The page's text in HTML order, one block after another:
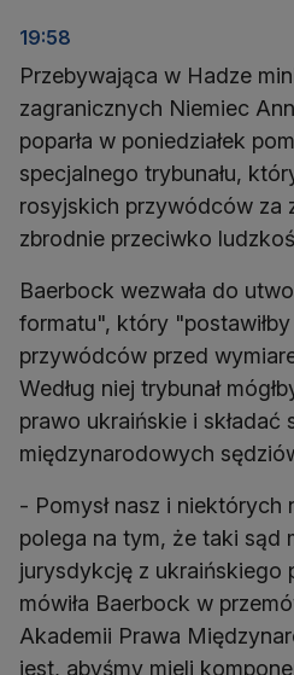
19:58
Przebywająca w Hadze
zagranicznych Niemiec
poparła w poniedziałek
specjalnego trybunału,
rosyjskich przywódców za
zbrodnie przeciwko
Baerbock wezwała do
formatu", który
przywódców przed
Według niej trybunał
prawo ukraińskie i składać
międzynarodowych
- Pomysł nasz i niektórych
polega na tym, że taki sąd
jurysdykcję z ukraińskiego
mówiła Baerbock w
Akademii Prawa
jest, abyśmy mieli